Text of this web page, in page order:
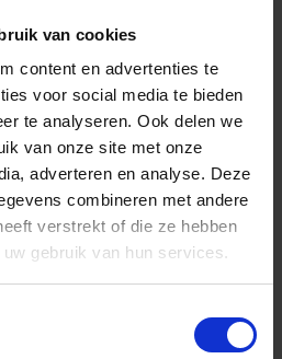
van cookies
content en advertenties te
voor social media te bieden
te analyseren. Ook delen we
van onze site met onze
adverteren en analyse. Deze
combineren met andere
verstrekt of die ze hebben
gebruik van hun services.
0400
+
Stuk
tonen